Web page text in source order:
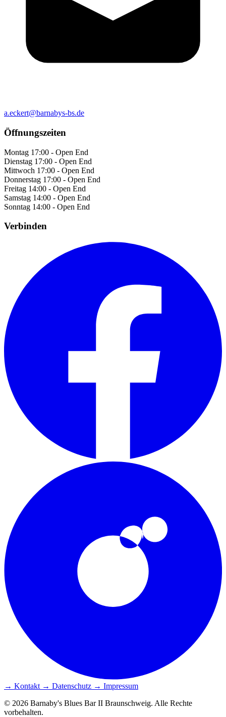
a.eckert@barnabys-bs.de
Öffnungszeiten
Montag 17:00 - Open End
Dienstag 17:00 - Open End
Mittwoch 17:00 - Open End
Donnerstag 17:00 - Open End
Freitag 14:00 - Open End
Samstag 14:00 - Open End
Sonntag 14:00 - Open End
Verbinden
→ Kontakt → Datenschutz → Impressum
© 2026 Barnaby's Blues Bar II Braunschweig. Alle Rechte
vorbehalten.